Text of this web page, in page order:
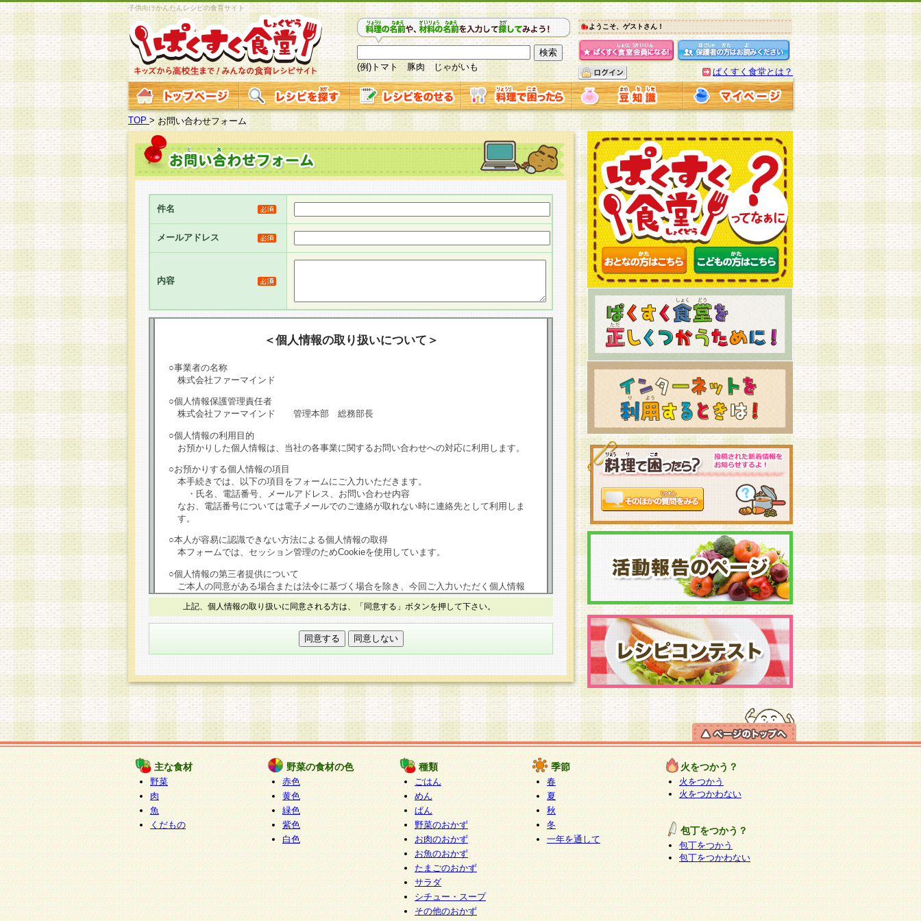
子供向けかんたんレシピの食育サイト
(例)トマト 豚肉 じゃがいも
ようこそ、ゲストさん！
ぱくすく食堂とは？
TOP >お問い合わせフォーム
件名
メールアドレス
内容
＜個人情報の取り扱いについて＞
○事業者の名称
株式会社ファーマインド
○個人情報保護管理責任者
株式会社ファーマインド 管理本部 総務部長
○個人情報の利用目的
お預かりした個人情報は、当社の各事業に関するお問い合わせへの対応に利用します。
○お預かりする個人情報の項目
本手続きでは、以下の項目をフォームにご入力いただきます。
・氏名、電話番号、メールアドレス、お問い合わせ内容
なお、電話番号については電子メールでのご連絡が取れない時に連絡先として利用しま
す。
○本人が容易に認識できない方法による個人情報の取得
本フォームでは、セッション管理のためCookieを使用しています。
○個人情報の第三者提供について
ご本人の同意がある場合または法令に基づく場合を除き、今回ご入力いただく個人情報
は第三者に提供しません。
個人情報の取り扱いを外部に委託する場合は、当社が規定する個人情報管理基準を満た
す企業を選定して委託を行い、適切な取り扱いが行われるよう監督します。
本人からの求めにより、当社が本件により取得した開示対象個人情報の利用目的の通
知・開示・内容の訂正・追加または削除・利用の停止・消去及び第三者への提供の禁止
（以下、総称して「開示等」といいます。）に応じます。
開示等に応じる窓口は以下になります。
ぱくすく食堂個人情報お客様相談窓口
paku-info@pakusuku.com
個人情報を与えることは任意ですが、個人情報の取扱いについて同意をいただけない場
合には、当社のサービスの提供、お客様からのお問い合わせ・ご相談への対応ができな
い場合がございますのでご了承ください。
上記、個人情報の取り扱いに同意される方は、「同意する」ボタンを押して下さい。
主な食材
野菜
肉
魚
くだもの
野菜の食材の色
赤色
黄色
緑色
紫色
白色
種類
ごはん
めん
ぱん
野菜のおかず
お肉のおかず
お魚のおかず
たまごのおかず
サラダ
シチュー・スープ
その他のおかず
季節
春
夏
秋
冬
一年を通して
火をつかう？
火をつかう
火をつかわない
包丁をつかう？
包丁をつかう
包丁をつかわない